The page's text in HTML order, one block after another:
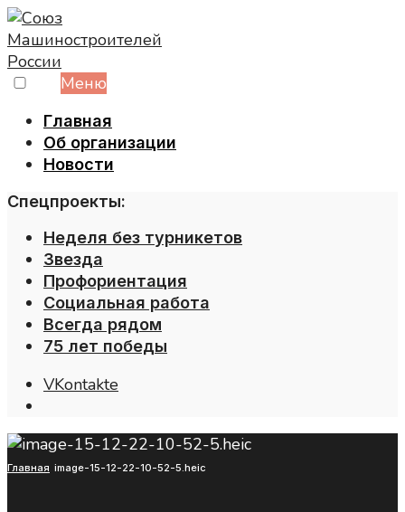
Skip
to
content
Меню
Главная
Об организации
Новости
Спецпроекты:
Неделя без турникетов
Звезда
Профориентация
Социальная работа
Всегда рядом
75 лет победы
VKontakte
Window
Главная image-15-12-22-10-52-5.heic